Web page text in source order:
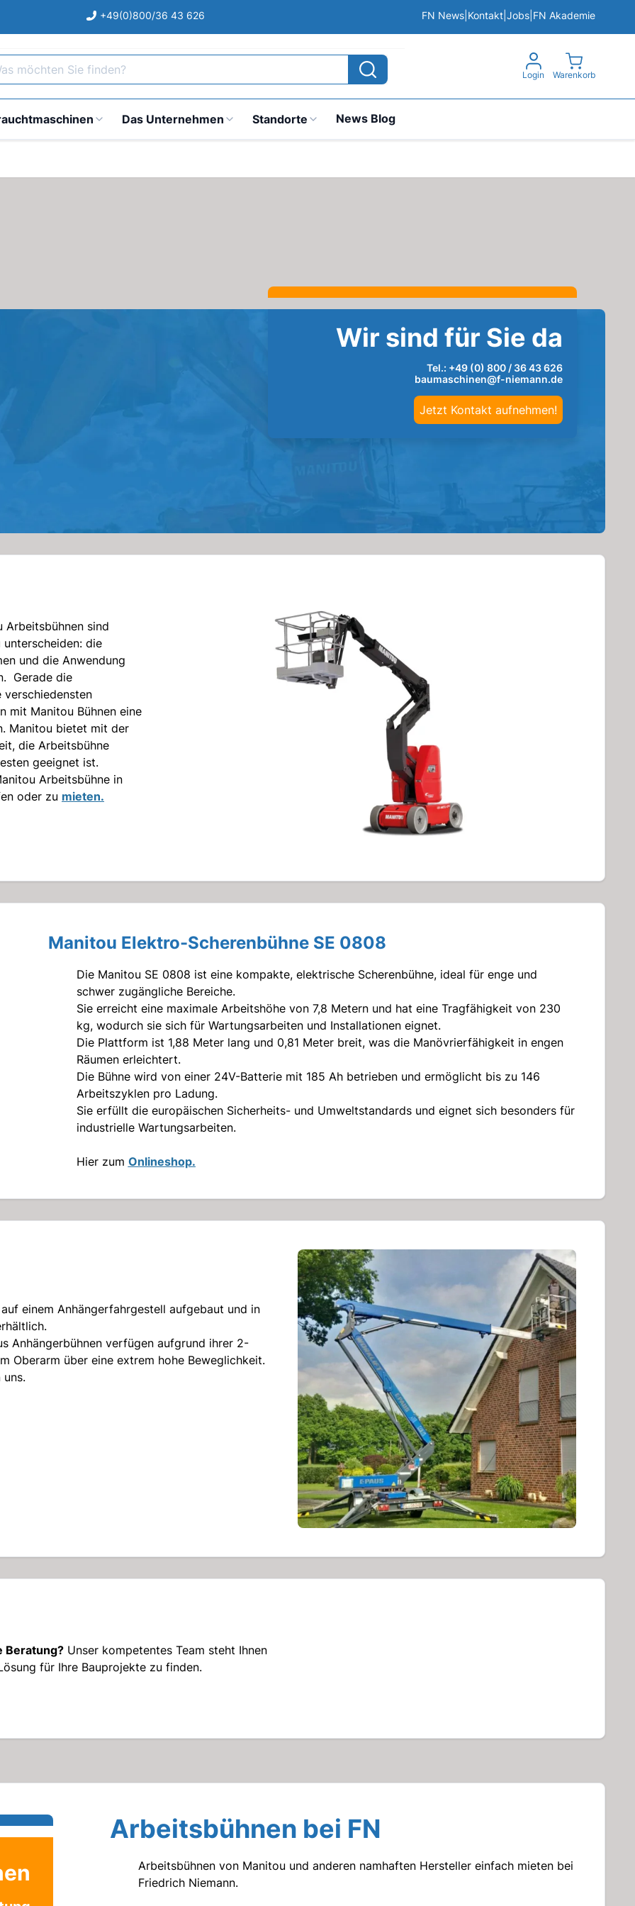
+49(0)800/36 43 626 FN News Kontakt Jobs FN Akademie
möchten Sie finden?
Login
View cart,
Warenkorb
Das Unternehmen Standorte News Blog
Wir sind für Sie da
Tel.: +49 (0) 800 / 36 43 626
baumaschinen@f-niemann.de
Jetzt Kontakt aufnehmen!
Arbeitsbühnen sind
die
und die Anwendung
Gerade die
verschiedensten
mit Manitou Bühnen eine
Manitou bietet mit der
die Arbeitsbühne
geeignet ist.
Arbeitsbühne in
oder zu mieten.
Manitou Elektro-Scherenbühne SE 0808
Die Manitou SE 0808 ist eine kompakte, elektrische Scherenbühne, ideal für enge und
schwer zugängliche Bereiche.
Sie erreicht eine maximale Arbeitshöhe von 7,8 Metern und hat eine Tragfähigkeit von 230
kg, wodurch sie sich für Wartungsarbeiten und Installationen eignet.
Die Plattform ist 1,88 Meter lang und 0,81 Meter breit, was die Manövrierfähigkeit in engen
Räumen erleichtert.
Die Bühne wird von einer 24V-Batterie mit 185 Ah betrieben und ermöglicht bis zu 146
Arbeitszyklen pro Ladung.
Sie erfüllt die europäischen Sicherheits- und Umweltstandards und eignet sich besonders für
industrielle Wartungsarbeiten.
Hier zum Onlineshop.
einem Anhängerfahrgestell aufgebaut und in
Anhängerbühnen verfügen aufgrund ihrer 2-
Oberarm über eine extrem hohe Beweglichkeit.
uns.
Beratung? Unser kompetentes Team steht Ihnen
für Ihre Bauprojekte zu finden.
Arbeitsbühnen bei FN
Arbeitsbühnen von Manitou und anderen namhaften Hersteller einfach mieten bei
Friedrich Niemann.